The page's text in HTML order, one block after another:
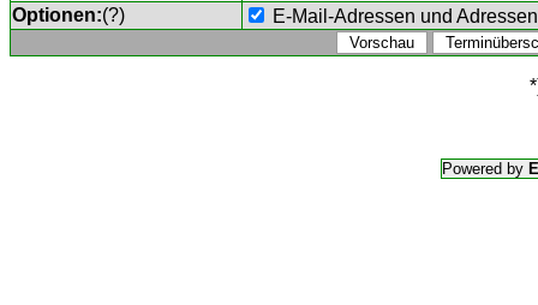
Optionen:(?) E-Mail-Adressen und
Powered by